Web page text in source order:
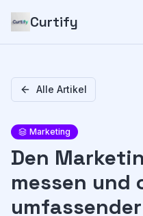
Curtify
Alle Artikel
Marketing
Den
messen und